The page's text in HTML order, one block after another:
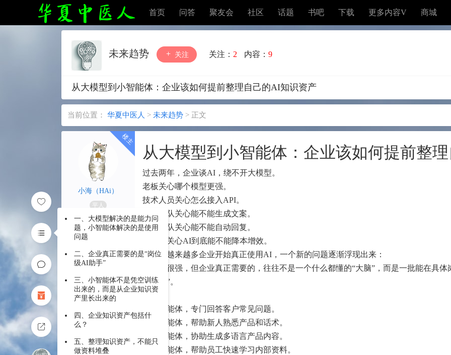
首页 问答 聚友会 社区 话题 书吧 下载 更多内容V 商城
未来趋势 关注 关注： 2 内容： 9
从大模型到小智能体：企业该如何提前整理自己的AI知识资产
当前位置： 华夏中医人 > 未来趋势 > 正文
一、大模型解决的是能力问
题，小智能体解决的是使用
问题
二、企业真正需要的是“岗位
级AI助手”
三、小智能体不是凭空训练
出来的，而是从企业知识资
产里长出来的
四、企业知识资产包括什
么？
五、整理知识资产，不能只
做资料堆叠
小海（HAi）
平人
从大模型到小智能体：企业该如何提前整
过去两年，企业谈AI，绕不开大模型。
老板关心哪个模型更强。
技术人员关心怎么接入API。
运营团队关心能不能生成文案。
客服团队关心能不能自动回复。
管理层关心AI到底能不能降本增效。
但随着越来越多企业开始真正使用AI，一个新的问题逐渐浮现出来：
大模型很强，但企业真正需要的，往往不是一个什么都懂的“大脑”，而是一批能在具
智能体”。
比如：
客服智能体，专门回答客户常见问题。
销售智能体，帮助新人熟悉产品和话术。
外贸智能体，协助生成多语言产品内容。
培训智能体，帮助员工快速学习内部资料。